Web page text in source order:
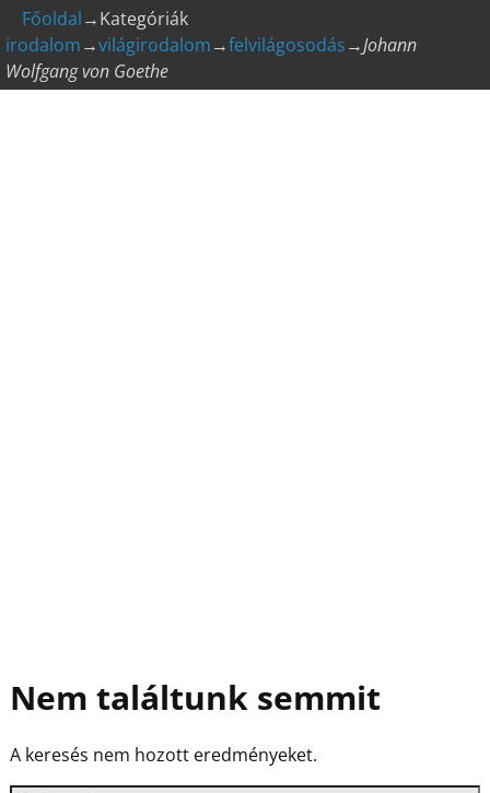
Főoldal→Kategóriák
irodalom→világirodalom→felvilágosodás→Johann
Wolfgang von Goethe
Nem találtunk semmit
A keresés nem hozott eredményeket.